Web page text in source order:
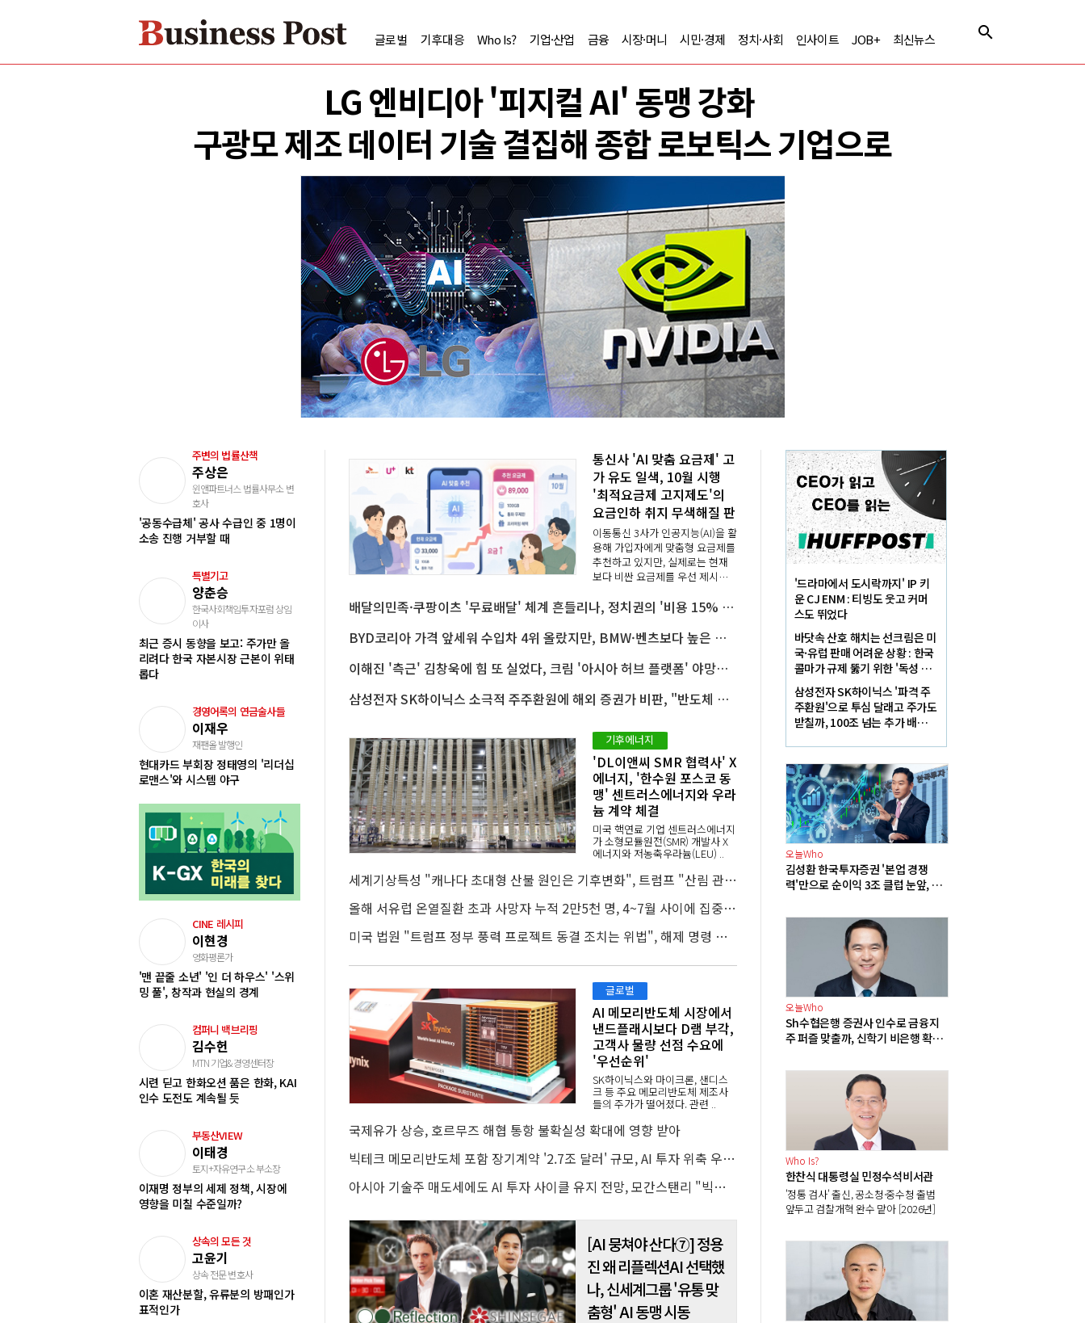
글로벌 기후대응 Who Is? 기업·산업 금융 시장·머니 시민·경제 정치·사회 인사이트 JOB+ 최신뉴스
LG 엔비디아 '피지컬 AI' 동맹 강화
구광모 제조 데이터 기술 결집해 종합 로보틱스 기업으로
주변의 법률산책
주상은
윈앤파트너스 법률사무소 변
호사
'공동수급체' 공사 수급인 중 1명이
소송 진행 거부할 때
특별기고
양춘승
한국사회책임투자포럼 상임
이사
최근 증시 동향을 보고: 주가만 올
리려다 한국 자본시장 근본이 위태
롭다
경영어록의 연금술사들
이재우
재팬올 발행인
현대카드 부회장 정태영의 '리더십
로맨스'와 시스템 야구
CINE 레시피
이현경
영화평론가
'맨 끝줄 소년' '인 더 하우스' '스위
밍 풀', 창작과 현실의 경계
컴퍼니 백브리핑
김수헌
MTN 기업&경영센터장
시련 딛고 한화오션 품은 한화, KAI
인수 도전도 계속될 듯
부동산VIEW
이태경
토지+자유연구소 부소장
이재명 정부의 세제 정책, 시장에
영향을 미칠 수준일까?
상속의 모든 것
고윤기
상속 전문 변호사
이혼 재산분할, 유류분의 방패인가
표적인가
통신사 'AI 맞춤 요금제' 고
가 유도 일색, 10월 시행
'최적요금제 고지제도'의
요금인하 취지 무색해질 판
이동통신 3사가 인공지능(AI)을 활
용해 가입자에게 맞춤형 요금제를
추천하고 있지만, 실제로는 현재
보다 비싼 요금제를 우선 제시하
났다.정부가 오는 10월부터 가계
통신비 부담을 낮추기 위해 이용
자에 '최적 요금..
배달의민족·쿠팡이츠 '무료배달' 체계 흔들리나, 정치권의 '비용 15% 상한제' 예의주시
BYD코리아 가격 앞세워 수입차 4위 올랐지만, BMW·벤츠보다 높은 공임비에 소비자 불만 폭발
이해진 '측근' 김창욱에 힘 또 실었다, 크림 '아시아 허브 플랫폼' 야망에 네이버 뒷배 자처
삼성전자 SK하이닉스 소극적 주주환원에 해외 증권가 비판, "반도체 호황 지속성 의문"
기후에너지
'DL이앤씨 SMR 협력사' X
에너지, '한수원 포스코 동
맹' 센트러스에너지와 우라
늄 계약 체결
미국 핵연료 기업 센트러스에너지
가 소형모듈원전(SMR) 개발사 X
에너지와 저농축우라늄(LEU) ..
세계기상특성 "캐나다 초대형 산불 원인은 기후변화", 트럼프 "산림 관리 미흡" 주장에 반론
올해 서유럽 온열질환 초과 사망자 누적 2만5천 명, 4~7월 사이에 집중 발생
미국 법원 "트럼프 정부 풍력 프로젝트 동결 조치는 위법", 해제 명령 내려
글로벌
AI 메모리반도체 시장에서
낸드플래시보다 D램 부각,
고객사 물량 선점 수요에
'우선순위'
SK하이닉스와 마이크론, 샌디스
크 등 주요 메모리반도체 제조사
들의 주가가 떨어졌다. 관련 ..
국제유가 상승, 호르무즈 해협 통항 불확실성 확대에 영향 받아
빅테크 메모리반도체 포함 장기계약 '2.7조 달러' 규모, AI 투자 위축 우려와 반대 신호
아시아 기술주 매도세에도 AI 투자 사이클 유지 전망, 모간스탠리 "빅테크 인프라 확대 가능성"
[AI 뭉쳐야 산다⑦] 정용
진 왜 리플렉션AI 선택했
나, 신세계그룹 '유통 맞
춤형' AI 동맹 시동
'드라마에서 도시락까지' IP 키
운 CJ ENM : 티빙도 웃고 커머
스도 뛰었다
바닷속 산호 해치는 선크림은 미
국·유럽 판매 어려운 상황 : 한국
콜마가 규제 뚫기 위한 '독성 테
스트' 통과했다
삼성전자 SK하이닉스 '파격 주
주환원'으로 투심 달래고 주가도
받칠까, 100조 넘는 추가 배당
오늘Who
김성환 한국투자증권 '본업 경쟁
력'만으로 순이익 3조 클럽 눈앞, 한
오늘Who
Sh수협은행 증권사 인수로 금융지
주 퍼즐 맞출까, 신학기 비은행 확장
Who Is?
한찬식 대통령실 민정수석비서관
'정통 검사' 출신, 공소청·중수청 출범
앞두고 검찰개혁 완수 맡아 [2026년]